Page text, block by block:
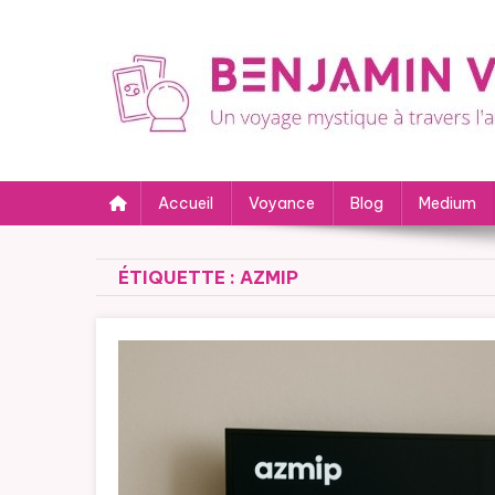
Accueil Voyance Blog Medium
ÉTIQUETTE : AZMIP